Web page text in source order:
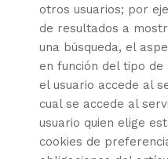
otros usuarios; por
de resultados a
una búsqueda, el
en función del tipo
el usuario accede al
cual se accede al
usuario quien elige
cookies de